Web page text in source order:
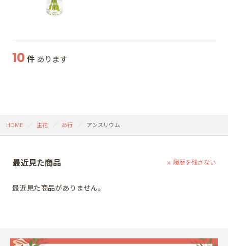
10 件 あります
HOME 生花 あ行 アンスリウム
最近見た商品
最近見た商品がありません。
履歴を残さない